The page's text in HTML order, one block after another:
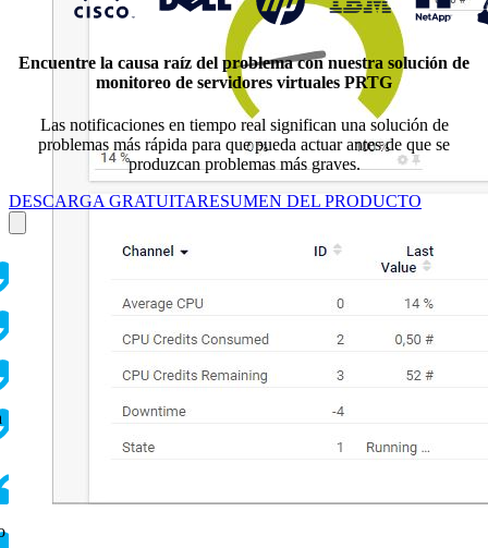
Encuentre la causa raíz del problema con nuestra solución de
monitoreo de servidores virtuales PRTG
Las notificaciones en tiempo real significan una solución de
problemas más rápida para que pueda actuar antes de que se
produzcan problemas más graves.
DESCARGA GRATUITARESUMEN DEL PRODUCTO